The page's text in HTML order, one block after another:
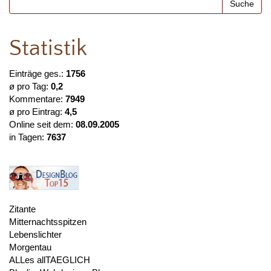
Statistik
Einträge ges.: 1756
ø pro Tag: 0,2
Kommentare: 7949
ø pro Eintrag: 4,5
Online seit dem: 08.09.2005
in Tagen: 7637
Zitante
Mitternachtsspitzen
Lebenslichter
Morgentau
ALLes allTAEGLICH